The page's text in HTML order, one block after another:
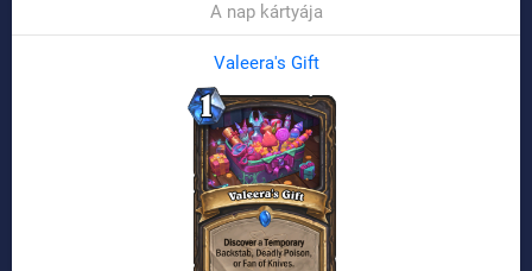
A nap kártyája
Valeera's Gift